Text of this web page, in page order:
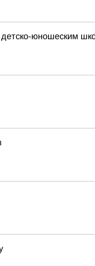
детско-юношеским